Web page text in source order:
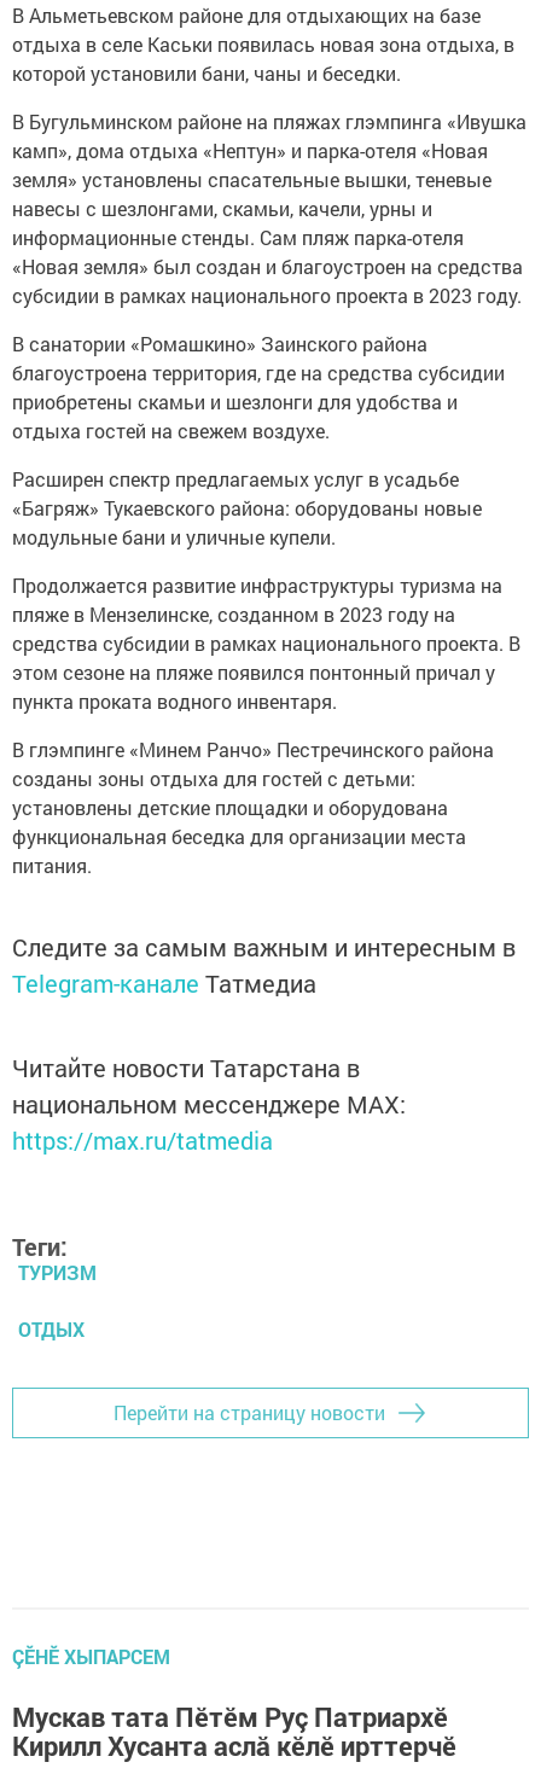
В Альметьевском районе для отдыхающих на базе
отдыха в селе Каськи появилась новая зона отдыха, в
которой установили бани, чаны и беседки.
В Бугульминском районе на пляжах глэмпинга «Ивушка
камп», дома отдыха «Нептун» и парка-отеля «Новая
земля» установлены спасательные вышки, теневые
навесы с шезлонгами, скамьи, качели, урны и
информационные стенды. Сам пляж парка-отеля
«Новая земля» был создан и благоустроен на средства
субсидии в рамках национального проекта в 2023 году.
В санатории «Ромашкино» Заинского района
благоустроена территория, где на средства субсидии
приобретены скамьи и шезлонги для удобства и
отдыха гостей на свежем воздухе.
Расширен спектр предлагаемых услуг в усадьбе
«Багряж» Тукаевского района: оборудованы новые
модульные бани и уличные купели.
Продолжается развитие инфраструктуры туризма на
пляже в Мензелинске, созданном в 2023 году на
средства субсидии в рамках национального проекта. В
этом сезоне на пляже появился понтонный причал у
пункта проката водного инвентаря.
В глэмпинге «Минем Ранчо» Пестречинского района
созданы зоны отдыха для гостей с детьми:
установлены детские площадки и оборудована
функциональная беседка для организации места
питания.
Следите за самым важным и интересным в
Telegram-канале Татмедиа
Читайте новости Татарстана в
национальном мессенджере MАХ:
https://max.ru/tatmedia
Теги:
ТУРИЗМ
ОТДЫХ
Перейти на страницу новости
ÇӖНӖ ХЫПАРСЕМ
Мускав тата Пӗтӗм Руç Патриархӗ
Кирилл Хусанта аслă кӗлӗ ирттерчӗ